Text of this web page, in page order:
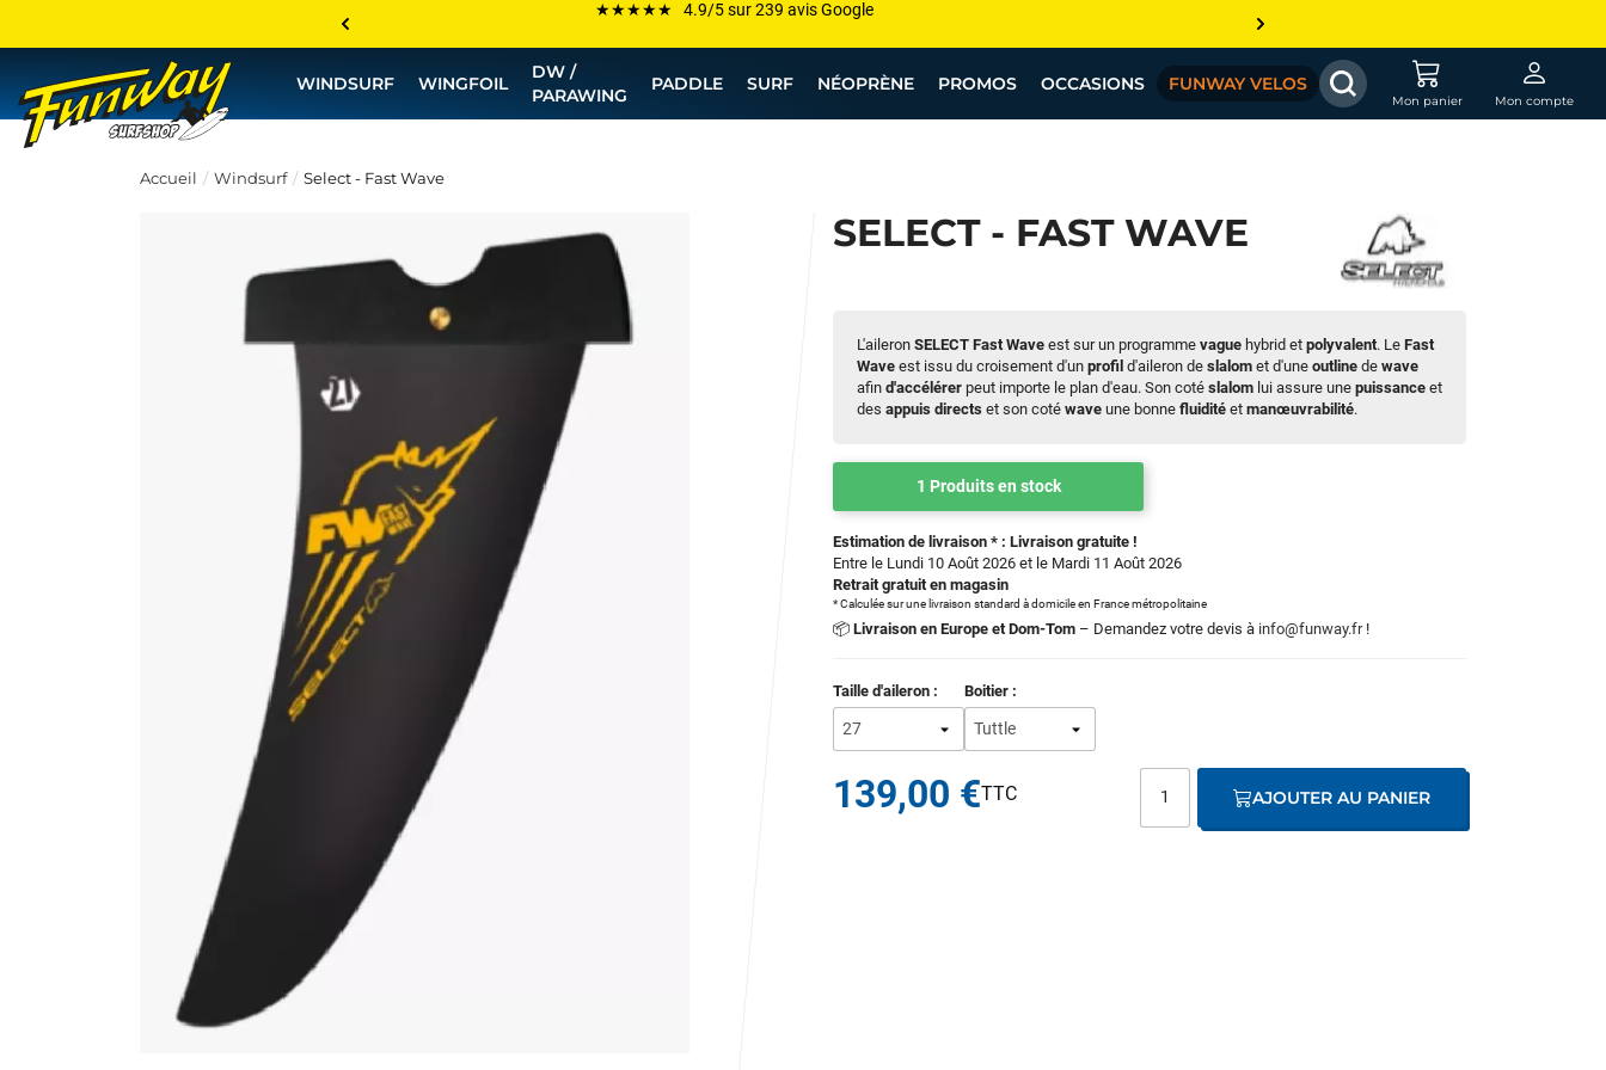
Les plus grandes marques sont chez Funway
Jusqu’à -75% de remise sur le windsurf, wingfoil, etc...
💰 Meilleur prix garanti — Moins cher ailleurs ? On s’aligne !
WINDSURF WINGFOIL
DW /
PARAWING
PADDLE SURF NÉOPRÈNE PROMOS OCCASIONS FUNWAY VELOS
Mon panier Mon compte
Accueil Windsurf Select - Fast Wave
SELECT - FAST WAVE
L'aileron SELECT Fast Wave est sur un programme vague hybrid et polyvalent. Le Fast
Wave est issu du croisement d'un profil d'aileron de slalom et d'une outline de wave
afin d'accélérer peut importe le plan d'eau. Son coté slalom lui assure une puissance et
des appuis directs et son coté wave une bonne fluidité et manœuvrabilité.
1 Produits en stock
Estimation de livraison * : Livraison gratuite !
Entre le Lundi 10 Août 2026 et le Mardi 11 Août 2026
Retrait gratuit en magasin
* Calculée sur une livraison standard à domicile en France métropolitaine
📦 Livraison en Europe et Dom-Tom – Demandez votre devis à info@funway.fr!
Taille d'aileron : Boitier :
139,00 € AJOUTER AU PANIER